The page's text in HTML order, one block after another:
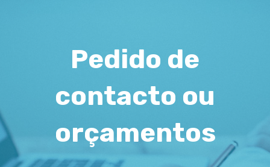
Pedido de
contacto ou
orçamentos